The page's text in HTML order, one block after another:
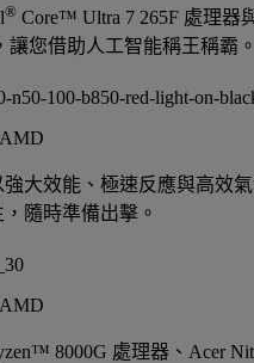
® Core™ Ultra 7 265F 處理器
讓您借助人工智能稱王稱霸。
大效能、極速反應與高效
隨時準備出擊。
8000G 處理器、Acer